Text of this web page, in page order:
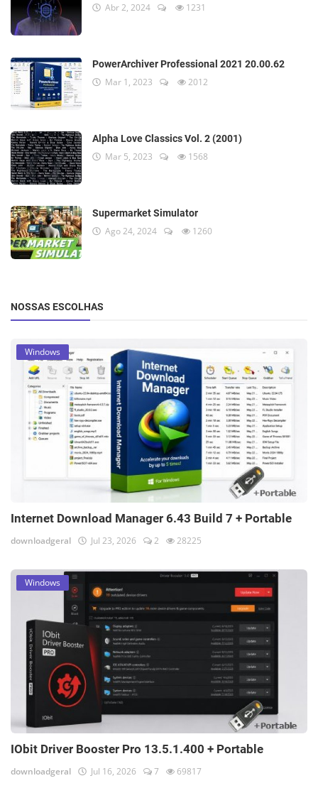
Abr 2, 2024 1231
PowerArchiver Professional 2021 20.00.62
Mar 1, 2023 2012
Alpha Love Classics Vol. 2 (2001)
Mar 5, 2023 1568
Supermarket Simulator
Ago 24, 2024 1260
NOSSAS ESCOLHAS
Windows
Internet Download Manager 6.43 Build 7 + Portable
downloadgeral Jul 23, 2026 2 28225
Windows
IObit Driver Booster Pro 13.5.1.400 + Portable
downloadgeral Jul 16, 2026 7 69817